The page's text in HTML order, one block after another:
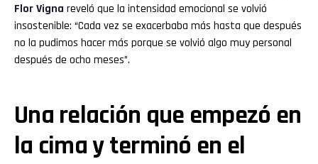
FlorVigna reveló que la intensidad emocional se volvió
insostenible: “Cada vez se exacerbaba más hasta que después
no la pudimos hacer más porque se volvió algo muy personal
después de ocho meses”.
Una relación que empezó en
la cima y terminó en el